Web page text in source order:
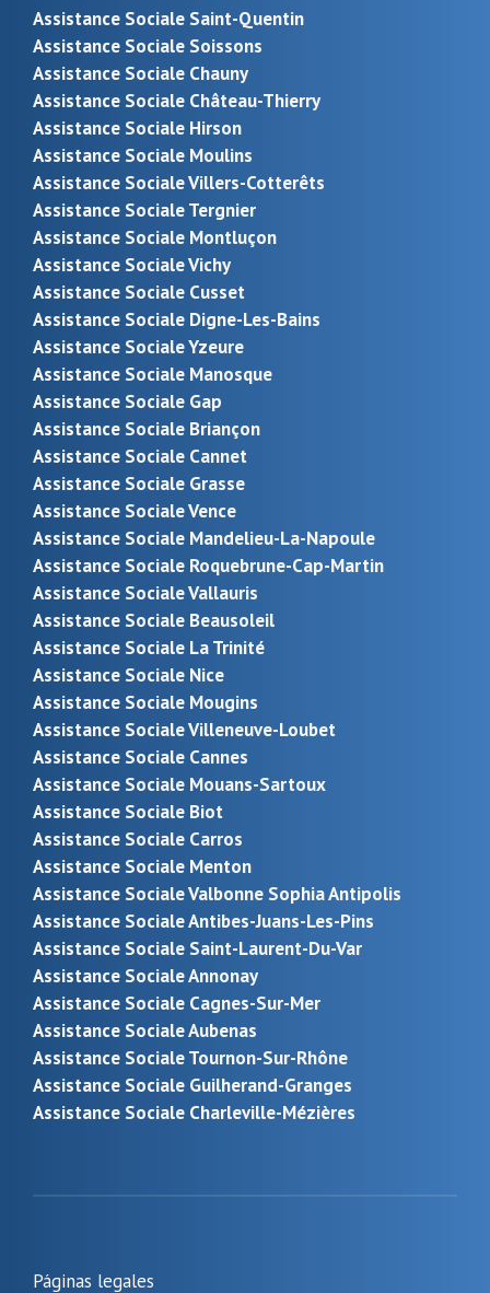
Assistance Sociale Saint-Quentin
Assistance Sociale Soissons
Assistance Sociale Chauny
Assistance Sociale Château-Thierry
Assistance Sociale Hirson
Assistance Sociale Moulins
Assistance Sociale Villers-Cotterêts
Assistance Sociale Tergnier
Assistance Sociale Montluçon
Assistance Sociale Vichy
Assistance Sociale Cusset
Assistance Sociale Digne-Les-Bains
Assistance Sociale Yzeure
Assistance Sociale Manosque
Assistance Sociale Gap
Assistance Sociale Briançon
Assistance Sociale Cannet
Assistance Sociale Grasse
Assistance Sociale Vence
Assistance Sociale Mandelieu-La-Napoule
Assistance Sociale Roquebrune-Cap-Martin
Assistance Sociale Vallauris
Assistance Sociale Beausoleil
Assistance Sociale La Trinité
Assistance Sociale Nice
Assistance Sociale Mougins
Assistance Sociale Villeneuve-Loubet
Assistance Sociale Cannes
Assistance Sociale Mouans-Sartoux
Assistance Sociale Biot
Assistance Sociale Carros
Assistance Sociale Menton
Assistance Sociale Valbonne Sophia Antipolis
Assistance Sociale Antibes-Juans-Les-Pins
Assistance Sociale Saint-Laurent-Du-Var
Assistance Sociale Annonay
Assistance Sociale Cagnes-Sur-Mer
Assistance Sociale Aubenas
Assistance Sociale Tournon-Sur-Rhône
Assistance Sociale Guilherand-Granges
Assistance Sociale Charleville-Mézières
Páginas legales